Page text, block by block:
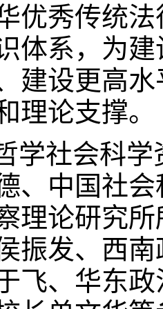
优秀传统
体系，为
建设更高
理论支撑。
学社会科
、中国社
理论研究
振发、西
飞、华东